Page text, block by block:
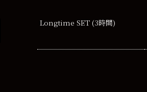
Longtime SET (3時間)